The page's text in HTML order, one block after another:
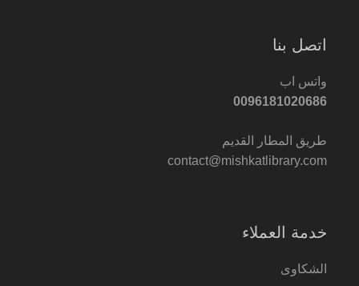
اتصل بنا
واتس اب
0096181020686
طريق المطار القديم
contact@mishkatlibrary.com
خدمة العملاء
الشكاوى